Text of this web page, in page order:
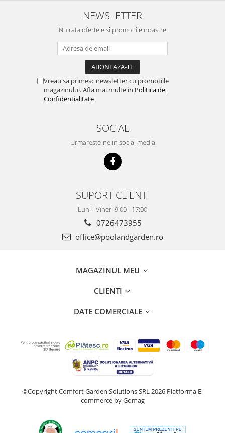
NEWSLETTER
Nu rata ofertele si promotiile noastre
Vreau sa primesc newsletter cu promotiile
magazinului. Afla mai multe in Politica de
Confidentialitate
SOCIAL
Urmareste-ne in social media
SUPORT CLIENTI
Luni - Vineri 9:00 - 17:00
0726473955
office@poolandgarden.ro
MAGAZINUL MEU
CLIENTI
DATE COMERCIALE
©Copyright Comfort Garden Solutions SRL 2026 Platforma E-
commerce by Gomag